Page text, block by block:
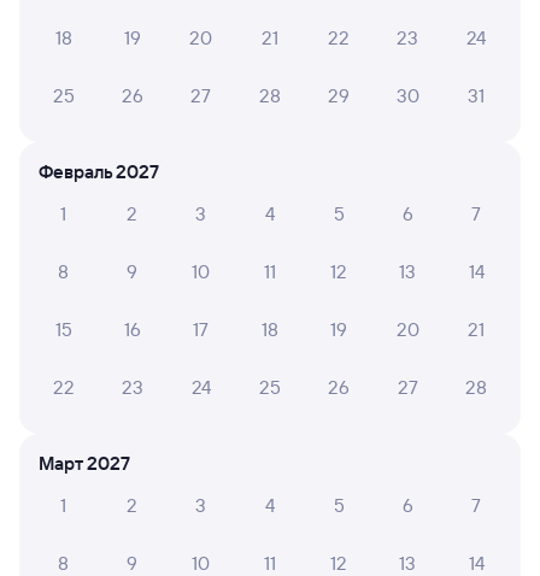
в Ростов-Главный
Выберите дату
Минеральные Воды
Армавир Ростовский
02:02 04:23
2 ч 21 м в пути
от 1 ⁠347 ⁠₽ 2 ⁠012 ⁠₽ 5 ⁠342 ⁠₽
18 19 20 21 22 23 24
25 26 27 28 29 30 31
Февраль 2027
1
2 3 4 5 6 7
8 9 10 11 12 13 14
15 16 17 18 19 20 21
22 23 24 25 26 27 28
Март 2027
1
2 3 4 5 6 7
8 9 10 11 12 13 14